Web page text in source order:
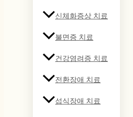
신체화증상 치료
불면증 치료
건강염려증 치료
전환장애 치료
섭식장애 치료